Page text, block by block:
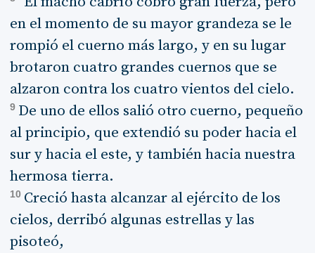
en el momento de su mayor grandeza se le
rompió el cuerno más largo, y en su lugar
brotaron cuatro grandes cuernos que se
alzaron contra los cuatro vientos del cielo.
9 De uno de ellos salió otro cuerno, pequeño
al principio, que extendió su poder hacia el
sur y hacia el este, y también hacia nuestra
hermosa tierra.
10 Creció hasta alcanzar al ejército de los
cielos, derribó algunas estrellas y las
pisoteó,